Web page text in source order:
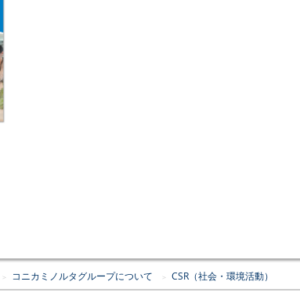
コニカミノルタグループについて CSR（社会・環境活動）